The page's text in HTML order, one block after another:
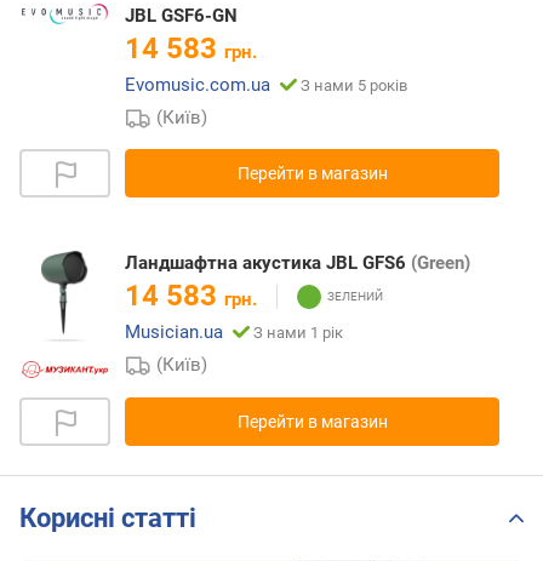
JBL GSF6-GN
14 583 грн.
Evomusic.com.ua
З нами 5 років
(Київ)
Перейти в магазин
Ландшафтна акустика JBL GFS6 (Green)
14 583 грн.
Musician.ua
З нами 1 рік
(Київ)
Перейти в магазин
Корисні статті